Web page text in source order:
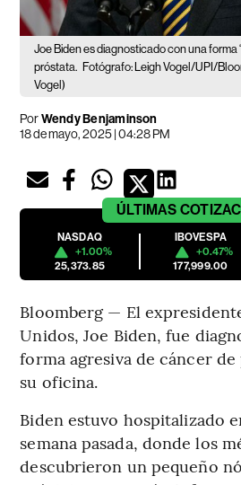
Joe Biden es diagnosticado con una forma
próstata. Fotógrafo: Leigh Vogel/UPI/
Vogel)
PorWendy Benjaminson
18 de mayo, 2025 | 04:28 PM
ÚLTIMAS
NASDAQ
+1.00%
25,373.85
IBOVESPA
+0.47%
177,999.00
Bloomberg — El
Unidos, Joe Biden, fue
forma agresiva de cáncer
su oficina.
Biden estuvo hospitalizado
semana pasada, donde los
descubrieron un pequeño